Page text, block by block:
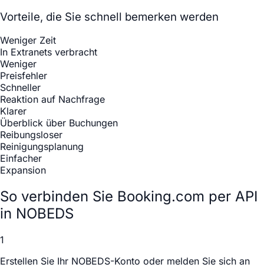
Vorteile, die Sie schnell bemerken werden
Weniger Zeit
In Extranets verbracht
Weniger
Preisfehler
Schneller
Reaktion auf Nachfrage
Klarer
Überblick über Buchungen
Reibungsloser
Reinigungsplanung
Einfacher
Expansion
So verbinden Sie Booking.com per API
in NOBEDS
1
Erstellen Sie Ihr NOBEDS-Konto oder melden Sie sich an